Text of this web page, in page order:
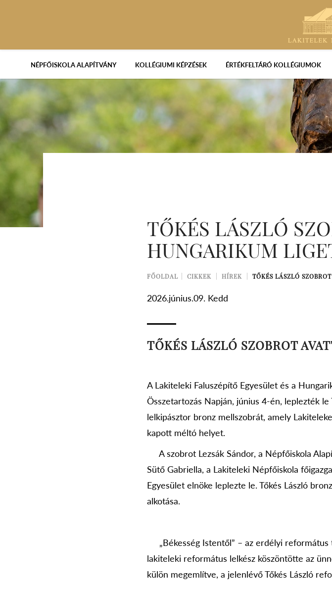
NÉPFŐISKOLA ALAPÍTVÁNY KOLLÉGIUMI KÉPZÉSEK ÉRTÉKFELTÁRÓ KOLLÉGIUMOK
TŐKÉS LÁSZLÓ
HUNGARIKUM
FŐOLDAL CIKKEK HÍREK TŐKÉS LÁSZLÓ
2026.június.09. Kedd
TŐKÉS LÁSZLÓ SZOBROT
A Lakiteleki Faluszépítő Egyesület és a
Összetartozás Napján, június 4-én, leplezték
lelkipásztor bronz mellszobrát, amely
kapott méltó helyet.
A szobrot Lezsák Sándor, a Népfőiskola
Sütő Gabriella, a Lakiteleki Népfőiskola
Egyesület elnöke leplezte le. Tőkés László
alkotása.
„Békesség Istentől” – az erdélyi református
lakiteleki református lelkész köszöntötte az
külön megemlítve, a jelenlévő Tőkés László